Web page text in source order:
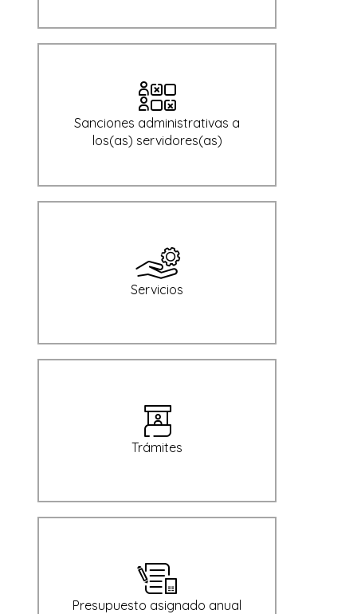
Sanciones administrativas a
los(as) servidores(as)
Servicios
Trámites
Presupuesto asignado anual